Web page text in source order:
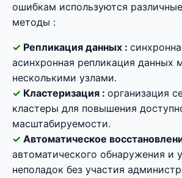
ошибкам используются
методы :
Репликация данных :
асинхронная репликация данных
несколькими узлами.
Кластеризация : организация
кластеры для повышения
масштабируемости.
Автоматическое
автоматического обнаружения и
неполадок без участия